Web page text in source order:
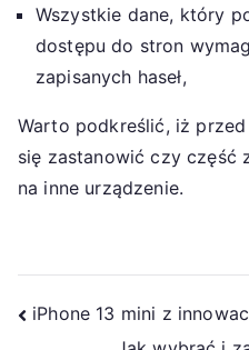
Wszystkie dane, który
dostępu do stron
zapisanych haseł,
Warto podkreślić, iż
się zastanowić czy część
na inne urządzenie.
Nawigacja
iPhone 13 mini z